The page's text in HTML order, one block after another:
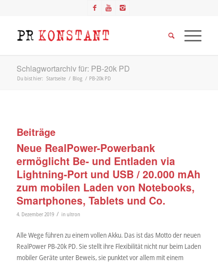
Schlagwortarchiv für: PB-20k PD
Du bist hier: Startseite / Blog / PB-20k PD
Beiträge
Neue RealPower-Powerbank
ermöglicht Be- und Entladen via
Lightning-Port und USB / 20.000 mAh
zum mobilen Laden von Notebooks,
Smartphones, Tablets und Co.
4. Dezember 2019 / in ultron
Alle Wege führen zu einem vollen Akku. Das ist das Motto der neuen
RealPower PB-20k PD. Sie stellt ihre Flexibilität nicht nur beim Laden
mobiler Geräte unter Beweis, sie punktet vor allem mit einem